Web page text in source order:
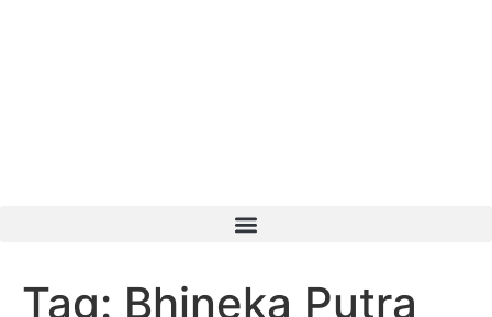
Tag: Bhineka Putra